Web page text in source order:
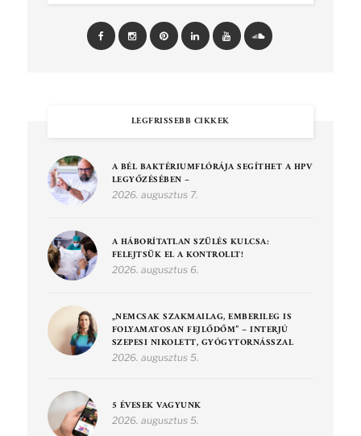
LEGFRISSEBB CIKKEK
A BÉL BAKTÉRIUMFLÓRÁJA SEGÍTHET A HPV
LEGYŐZÉSÉBEN –
2026. augusztus 7.
A HÁBORÍTATLAN SZÜLÉS KULCSA:
FELEJTSÜK EL A KONTROLLT!
2026. augusztus 6.
„NEMCSAK SZAKMAILAG, EMBERILEG IS
FOLYAMATOSAN FEJLŐDŐM” – INTERJÚ
SZEPESI NIKOLETT, GYÓGYTORNÁSSZAL
2026. augusztus 5.
5 ÉVESEK VAGYUNK
2026. augusztus 5.